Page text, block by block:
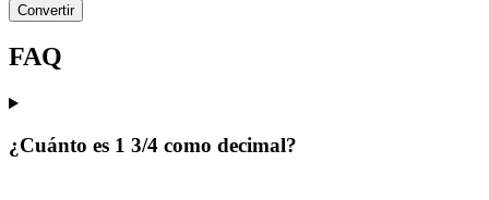
Convertir
FAQ
¿Cuánto es 1 3/4 como decimal?